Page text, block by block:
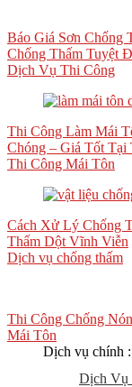
Báo Giá Sơn Chống
Chống Thấm Tuyệt
Dịch Vụ Thi Công
Thi Công Làm Mái
Chóng – Giá Tốt Tại
Thi Công Mái Tôn
Cách Xử Lý Chống
Thấm Dột Vĩnh Viễn
Dịch vụ chống thấm
Thi Công Chống
Mái Tôn
Dịch vụ chính :
Dịch Vụ